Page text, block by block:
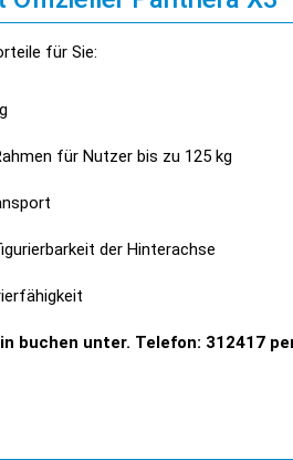
für Sie:
für Nutzer bis zu 125 kg
der Hinterachse
buchen unter. Telefon: 312417